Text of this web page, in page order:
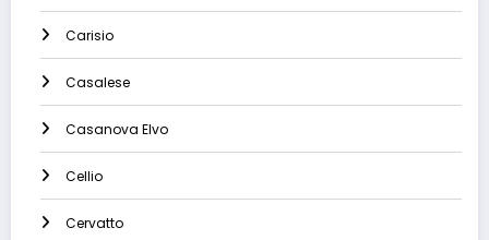
Carisio
Casalese
Casanova Elvo
Cellio
Cervatto